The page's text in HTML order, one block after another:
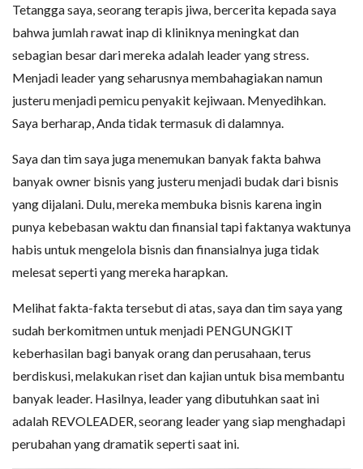
Tetangga saya, seorang terapis jiwa, bercerita kepada saya
bahwa jumlah rawat inap di kliniknya meningkat dan
sebagian besar dari mereka adalah leader yang stress.
Menjadi leader yang seharusnya membahagiakan namun
justeru menjadi pemicu penyakit kejiwaan. Menyedihkan.
Saya berharap, Anda tidak termasuk di dalamnya.
Saya dan tim saya juga menemukan banyak fakta bahwa
banyak owner bisnis yang justeru menjadi budak dari bisnis
yang dijalani. Dulu, mereka membuka bisnis karena ingin
punya kebebasan waktu dan finansial tapi faktanya waktunya
habis untuk mengelola bisnis dan finansialnya juga tidak
melesat seperti yang mereka harapkan.
Melihat fakta-fakta tersebut di atas, saya dan tim saya yang
sudah berkomitmen untuk menjadi PENGUNGKIT
keberhasilan bagi banyak orang dan perusahaan, terus
berdiskusi, melakukan riset dan kajian untuk bisa membantu
banyak leader. Hasilnya, leader yang dibutuhkan saat ini
adalah REVOLEADER, seorang leader yang siap menghadapi
perubahan yang dramatik seperti saat ini.